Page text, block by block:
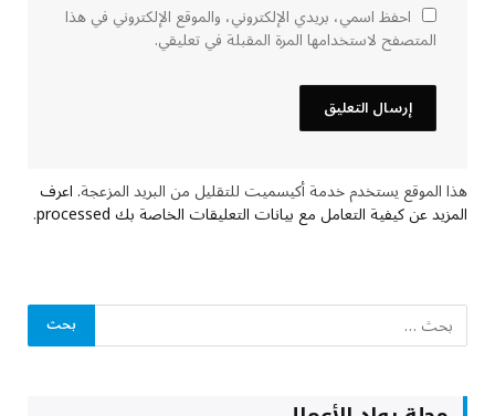
احفظ اسمي، بريدي الإلكتروني، والموقع الإلكتروني في هذا
المتصفح لاستخدامها المرة المقبلة في تعليقي.
هذا الموقع يستخدم خدمة أكيسميت للتقليل من البريد المزعجة.اعرف
المزيد عن كيفية التعامل مع بيانات التعليقات الخاصة بك processed .